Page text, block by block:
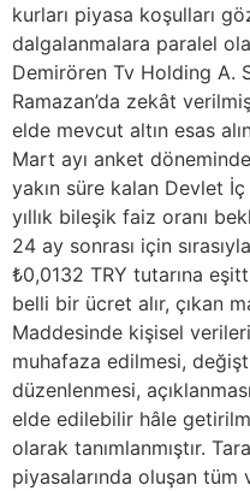
kurları piyasa koşulları
dalgalanmalara paralel
Demirören Tv Holding A.
Ramazan’da zekât
elde mevcut altın esas
Mart ayı anket
yakın süre kalan Devlet
yıllık bileşik faiz oranı
24 ay sonrası için
₺0,0132 TRY tutarına
belli bir ücret alır, çıkan
Maddesinde kişisel
muhafaza edilmesi,
düzenlenmesi,
elde edilebilir hâle
olarak tanımlanmıştır.
piyasalarında oluşan tüm